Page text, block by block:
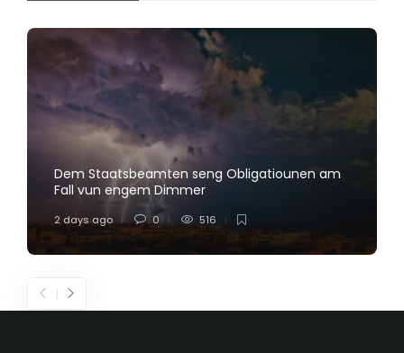
Dem Staatsbeamten seng Obligatiounen am
Fall vun engem Dimmer
2 days ago 0 516